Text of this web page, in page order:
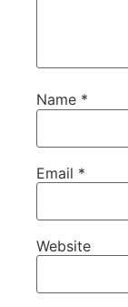
Name *
Email *
Website